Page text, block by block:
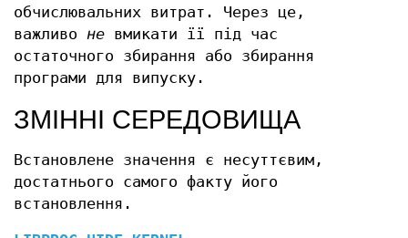
обчислювальних витрат. Через це,
важливо не вмикати її під час
остаточного збирання або збирання
програми для випуску.
ЗМІННІ СЕРЕДОВИЩА
Встановлене значення є несуттєвим,
достатнього самого факту його
встановлення.